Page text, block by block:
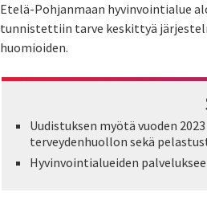
Etelä-Pohjanmaan hyvinvointialue
tunnistettiin tarve keskittyä
huomioiden.
Uudistuksen myötä vuoden
terveydenhuollon sekä
Hyvinvointialueiden